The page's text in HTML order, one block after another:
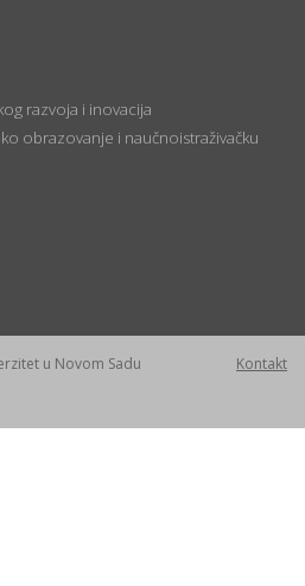
razvoja i inovacija
obrazovanje i naučnoistraživačku
u Novom Sadu Kontakt